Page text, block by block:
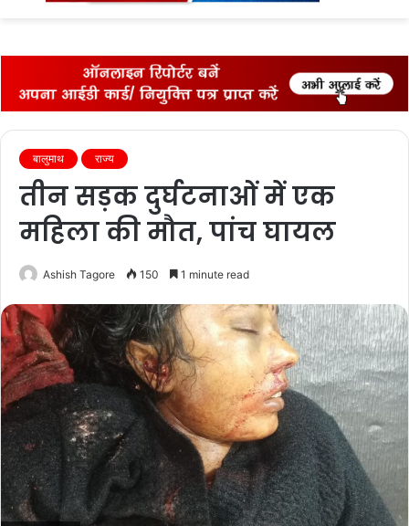
बालुमाथ राज्‍य
तीन सड़क दुर्घटनाओं में एक
महिला की मौत, पांच घायल
Ashish Tagore 150 1 minute read